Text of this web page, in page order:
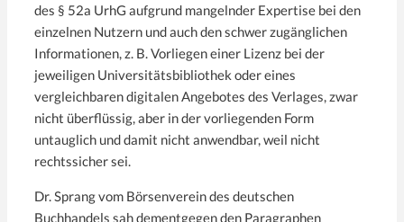
des § 52a UrhG aufgrund mangelnder Expertise bei den
einzelnen Nutzern und auch den schwer zugänglichen
Informationen, z. B. Vorliegen einer Lizenz bei der
jeweiligen Universitätsbibliothek oder eines
vergleichbaren digitalen Angebotes des Verlages, zwar
nicht überflüssig, aber in der vorliegenden Form
untauglich und damit nicht anwendbar, weil nicht
rechtssicher sei.
Dr. Sprang vom Börsenverein des deutschen
Buchhandels sah dementgegen den Paragraphen